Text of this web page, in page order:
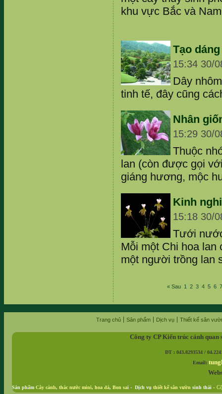
khu vực Bắc và
Tạo
15:34 30/
Dây
tinh tế, đây cũng
Nhân
15:29 30/
Thuộc
lan (còn được gọi
giáng hương, mộc
Kinh
15:18 30/
Tưới
Mỗi một Chi hoa
một người trồng lan
« Sau 1 2 3 4 5 6 7
Trang chủ Sản phẩm Dịch vụ Thiết kế sân
Công ty CP Kiến trúc cảnh
ĐT : 043.8293534 /
Email:
Sản phẩm Cây cảnh, thác nước mini, hoa đá, Bon sai - Dịch vụ thiết kế sân vườn sinh thái -